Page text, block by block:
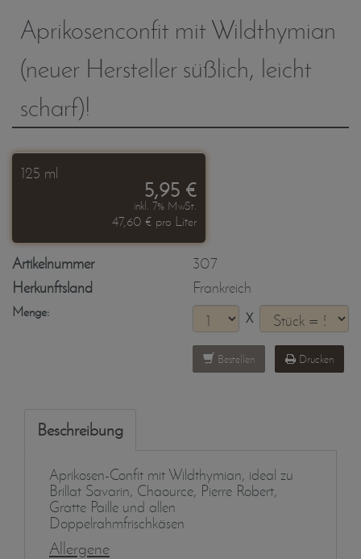
Aprikosenconfit mit Wildthymian
(neuer Hersteller süßlich, leicht
scharf)!
125 ml
5,95 €
inkl. 7% MwSt.
47,60 € pro Liter
Artikelnummer
307
Herkunftsland
Frankreich
Menge: X
Bestellen Drucken
Beschreibung
Aprikosen-Confit mit Wildthymian, ideal zu
Brillat Savarin, Chaource, Pierre Robert,
Gratte Paille und allen
Doppelrahmfrischkäsen
Allergene